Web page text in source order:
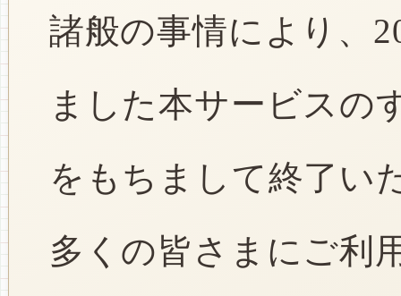
諸般の事情により、
ました本サービスの
をもちまして終了い
多くの皆さまにご利